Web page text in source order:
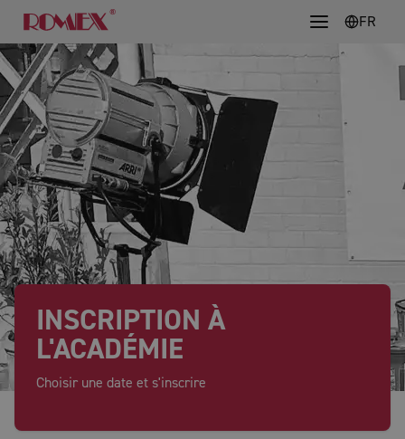
FR
INSCRIPTION À
L'ACADÉMIE
Choisir une date et s'inscrire